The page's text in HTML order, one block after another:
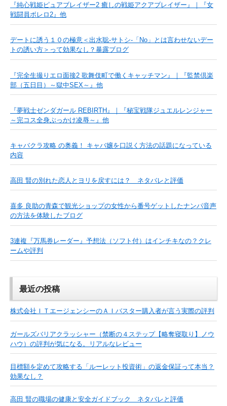
『純心戦姫ピュアブレイザー2 癒しの戦姫アクアブレイザー』｜『女
戦闘員ボレロ2』他
デートに誘う１０の極意＜出水聡-サトシ-「No」とは言わせないデー
トの誘い方＞って効果なし？暴露ブログ
『完全生撮りエロ面接2 歌舞伎町で働くキャッチマン』｜『監禁倶楽
部（五日目）～獄中SEX～』他
『夢戦士ゼンダガール REBIRTH』｜『秘宝戦隊ジュエルレンジャー
～完コス全身ぶっかけ凌辱～』他
キャバクラ攻略 の奥義！ キャバ嬢を口説く方法の話題になっている
内容
高田 賢の別れた恋人とヨリを戻すには？ ネタバレと評価
喜多 良助の青森で観光ショップの女性から番号ゲットしたナンパ音声
の方法を体験したブログ
3連複『万馬券レーダー』予想法（ソフト付）はインチキなの？クレ
ームや評判
最近の投稿
株式会社ＩＴエージェンシーのＡＩバスター購入者が言う実際の評判
ガールズバリアクラッシャー（禁断の４ステップ【略奪寝取り】ノウ
ハウ）の評判が気になる。リアルなレビュー
目標額を定めて攻略する「ルーレット投資術」の返金保証って本当？
効果なし？
高田 賢の職場の健康と安全ガイドブック ネタバレと評価